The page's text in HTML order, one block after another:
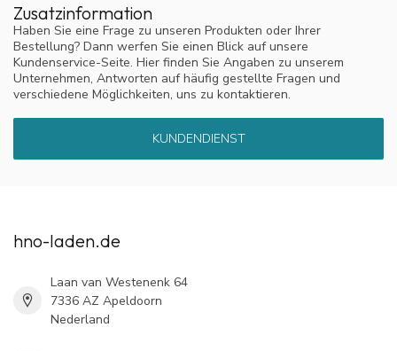
Zusatzinformation
Haben Sie eine Frage zu unseren Produkten oder Ihrer
Bestellung? Dann werfen Sie einen Blick auf unsere
Kundenservice-Seite. Hier finden Sie Angaben zu unserem
Unternehmen, Antworten auf häufig gestellte Fragen und
verschiedene Möglichkeiten, uns zu kontaktieren.
KUNDENDIENST
hno-laden.de
Laan van Westenenk 64
7336 AZ Apeldoorn
Nederland